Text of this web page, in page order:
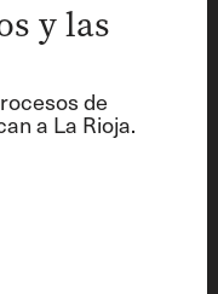
y las
de
a La Rioja.